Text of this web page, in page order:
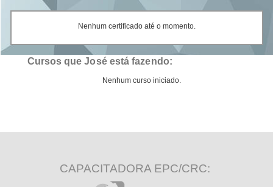
Nenhum certificado até o momento.
Cursos que José está fazendo:
Nenhum curso iniciado.
CAPACITADORA EPC/CRC: